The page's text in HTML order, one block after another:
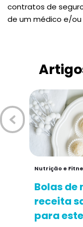
contratos de
de um médico e/
Nutrição e
Bolas de
receita
para